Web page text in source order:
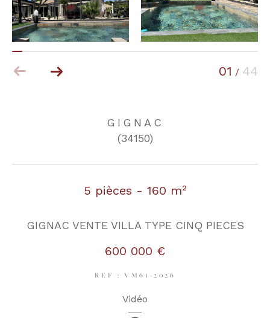
01 / 44
GIGNAC
(34150)
5 pièces - 160 m²
GIGNAC VENTE VILLA TYPE CINQ PIECES
600 000 €
REF : VM61-2026
Vidéo
AFFINER LES CRITÈRES
COUPS DE COEUR EXCLUSIVITÉS